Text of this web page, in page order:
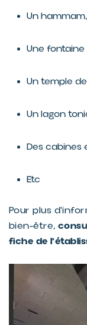
Un hammam,
Une fontaine
Un temple
Un lagon
Des cabines
Etc
Pour plus
bien-être,
fiche de